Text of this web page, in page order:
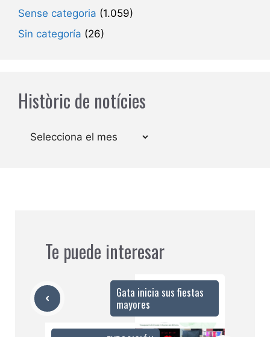
Sense categoria (1.059)
Sin categoría (26)
Històric de notícies
Arxius
Te puede interesar
Gata inicia sus fiestas
mayores